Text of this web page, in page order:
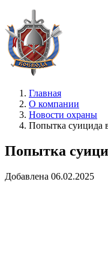
Главная
О компании
Новости охраны
Попытка суицида
Попытка
Добавлена 06.02.2025